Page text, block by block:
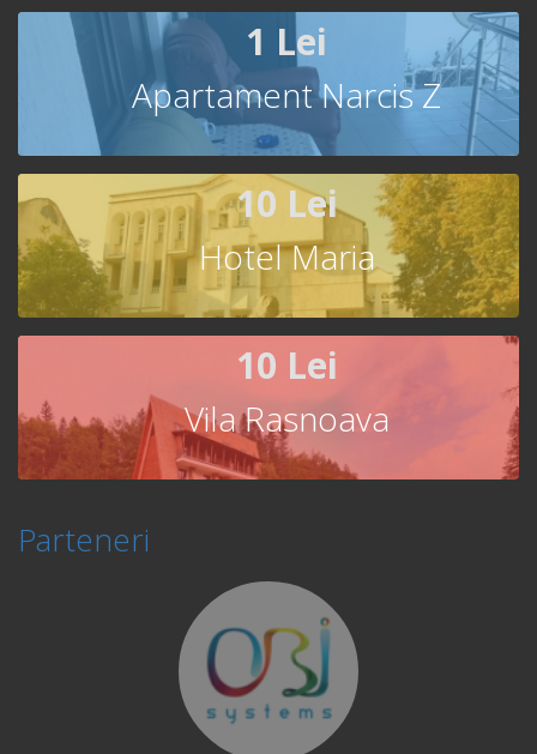
1 Lei
Apartament Narcis Z
10 Lei
Hotel Maria
10 Lei
Vila Rasnoava
Parteneri